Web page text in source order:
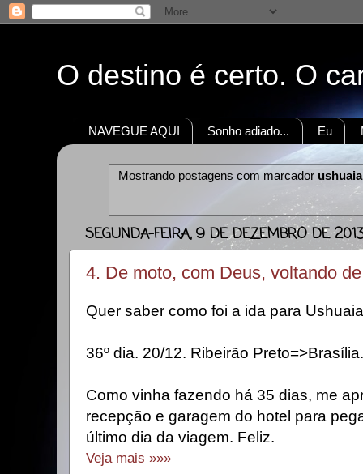
O destino é certo. O
NAVEGUE AQUI Sonho adiado... Eu
Mostrando postagens com marcador ushuaia
SEGUNDA-FEIRA, 9 DE DEZEMBRO DE 2013
4. De moto, com Deus, voltando
Quer saber como foi a ida para
36º dia. 20/12. Ribeirão
Como vinha fazendo há 35 dias, me
recepção e garagem do hotel para
último dia da viagem. Feliz.
Veja mais »»»